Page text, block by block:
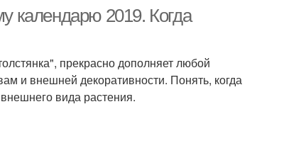
календарю 2019. Когда
прекрасно дополняет любой
и внешней декоративности. Понять, когда
вида растения.